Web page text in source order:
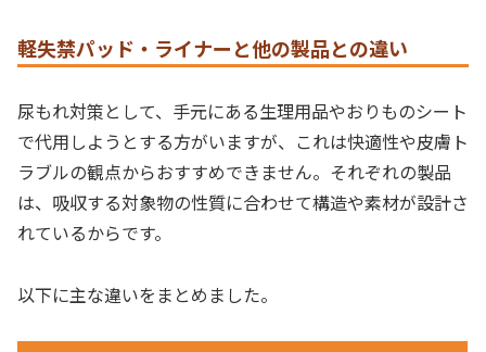
軽失禁パッド・ライナーと他の製品との違い
尿もれ対策として、手元にある生理用品やおりものシート
で代用しようとする方がいますが、これは快適性や皮膚ト
ラブルの観点からおすすめできません。それぞれの製品
は、吸収する対象物の性質に合わせて構造や素材が設計さ
れているからです。
以下に主な違いをまとめました。